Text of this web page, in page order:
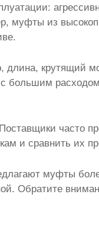
муфты из
длина, крутящий
большим
часто
и сравнить их
муфты
Обратите